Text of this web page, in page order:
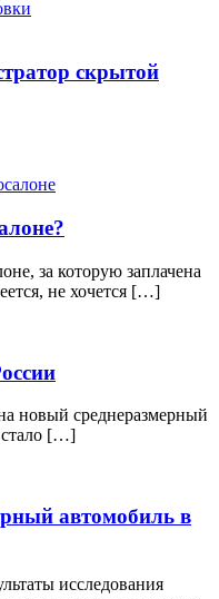
скрытой
за которую заплачена
не хочется […]
новый среднеразмерный
стало […]
автомобиль в
исследования